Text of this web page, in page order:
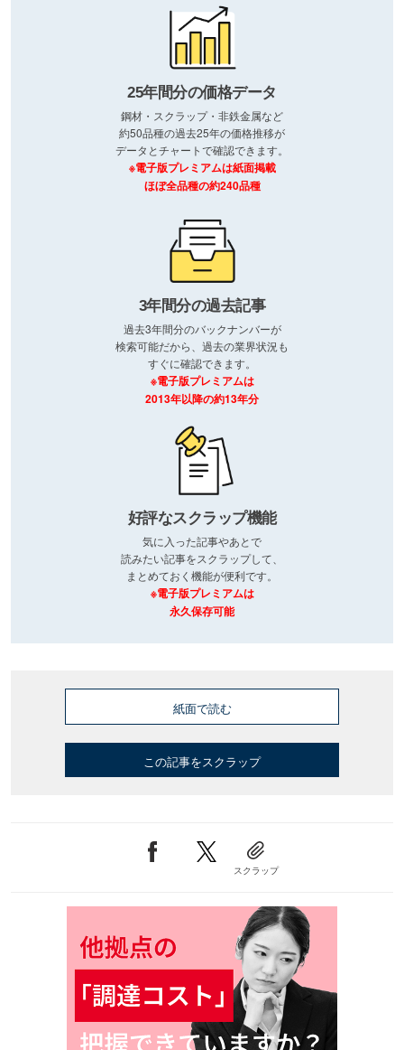
25年間分の価格データ
鋼材・スクラップ・非鉄金属など
約50品種の過去25年の価格推移が
データとチャートで確認できます。
※電子版プレミアムは紙面掲載
ほぼ全品種の約240品種
3年間分の過去記事
過去3年間分のバックナンバーが
検索可能だから、過去の業界状況も
すぐに確認できます。
※電子版プレミアムは
2013年以降の約13年分
好評なスクラップ機能
気に入った記事やあとで
読みたい記事をスクラップして、
まとめておく機能が便利です。
※電子版プレミアムは
永久保存可能
紙面で読む
この記事をスクラップ
スクラップ